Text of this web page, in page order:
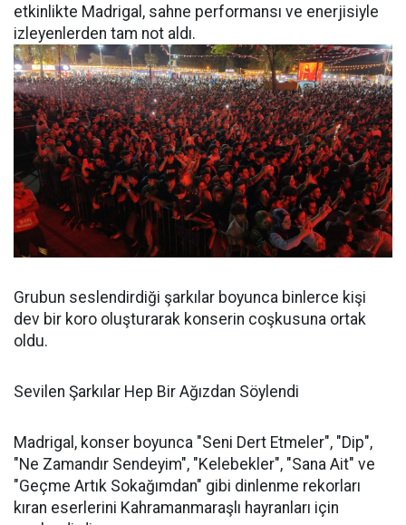
etkinlikte Madrigal, sahne performansı ve enerjisiyle
izleyenlerden tam not aldı.
Grubun seslendirdiği şarkılar boyunca binlerce kişi
dev bir koro oluşturarak konserin coşkusuna ortak
oldu.
Sevilen Şarkılar Hep Bir Ağızdan Söylendi
Madrigal, konser boyunca "Seni Dert Etmeler", "Dip",
"Ne Zamandır Sendeyim", "Kelebekler", "Sana Ait" ve
"Geçme Artık Sokağımdan" gibi dinlenme rekorları
kıran eserlerini Kahramanmaraşlı hayranları için